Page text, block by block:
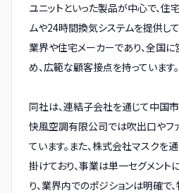
ユニットといった製品が中心で、
ムや24時間換気システムを提供し
業界や住宅メーカーであり、全国
め、広範な顧客接点を持っています。
同社は、連結子会社を通じて中国
快風空調有限公司では吹出口やフ
ています。また、株式会社マスク
掛けており、事業は単一セグメント
り、業界内でのポジションは明確で